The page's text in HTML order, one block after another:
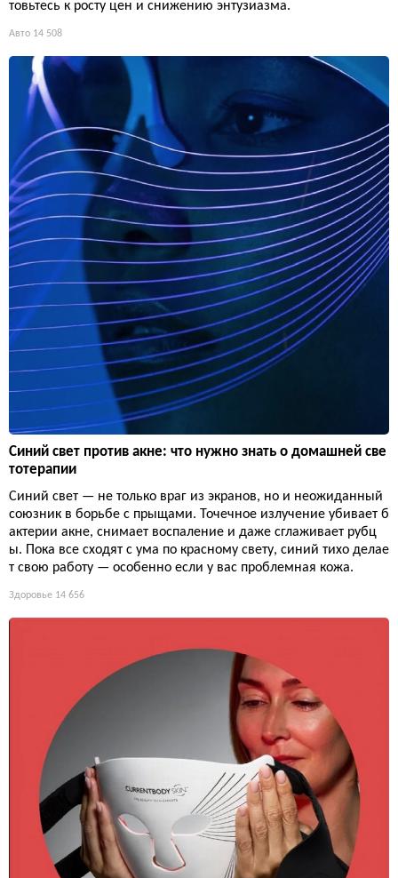
товьтесь к росту цен и снижению энтузиазма.
Авто 14 508
Синий свет против акне: что нужно знать о домашней све
тотерапии
Синий свет — не только враг из экранов, но и неожиданный
союзник в борьбе с прыщами. Точечное излучение убивает б
актерии акне, снимает воспаление и даже сглаживает рубц
ы. Пока все сходят с ума по красному свету, синий тихо делае
т свою работу — особенно если у вас проблемная кожа.
Здоровье 14 656